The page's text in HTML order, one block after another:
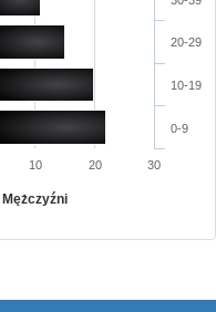
Mężczyźni
0-9
10-19
20-29
10 20 30